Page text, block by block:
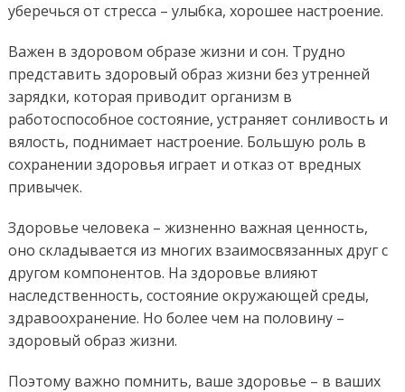
уберечься от стресса – улыбка, хорошее настроение.
Важен в здоровом образе жизни и сон. Трудно
представить здоровый образ жизни без утренней
зарядки, которая приводит организм в
работоспособное состояние, устраняет сонливость и
вялость, поднимает настроение. Большую роль в
сохранении здоровья играет и отказ от вредных
привычек.
Здоровье человека – жизненно важная ценность,
оно складывается из многих взаимосвязанных друг с
другом компонентов. На здоровье влияют
наследственность, состояние окружающей среды,
здравоохранение. Но более чем на половину –
здоровый образ жизни.
Поэтому важно помнить, ваше здоровье – в ваших